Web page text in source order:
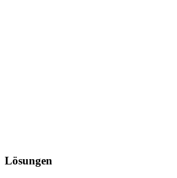
Lösungen